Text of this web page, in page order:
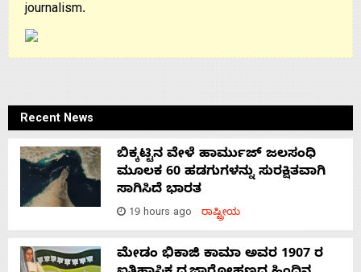
journalism.
Recent News
ಬಿಕ್ಕಟ್ಟಿನ ವೇಳೆ ಹಾರ್ಮುಜ್ ಜಲಸಂಧಿ
ಮೂಲಕ 60 ಹಡಗುಗಳನ್ನು ಸುರಕ್ಷಿತವಾಗಿ
ಸಾಗಿಸಿದೆ ಭಾರತ
19 hours ago ರಾಷ್ಟ್ರೀಯ
ಮೇಡಂ ಭಿಕಾಜಿ ಕಾಮಾ ಅವರ 1907 ರ